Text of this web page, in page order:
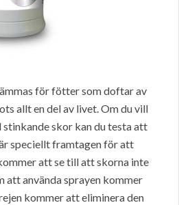
för fötter som doftar av
allt en del av livet. Om du vill
skor kan du testa att
speciellt framtagen för att
att se till att skorna inte
att använda sprayen kommer
kommer att eliminera den